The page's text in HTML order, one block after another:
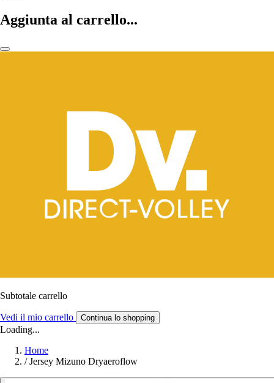
Aggiunta al carrello...
Subtotale carrello
Vedi il mio carrello Continua lo shopping
Loading...
Home
/ Jersey Mizuno Dryaeroflow